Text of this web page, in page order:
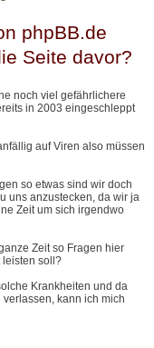
phpBB.de
Seite davor?
noch viel gefährlichere
in 2003 eingeschleppt
auf Viren also müssen
so etwas sind wir doch
uns anzustecken, da wir ja
Zeit um sich irgendwo
Zeit so Fragen hier
leisten soll?
Krankheiten und da
kann ich mich